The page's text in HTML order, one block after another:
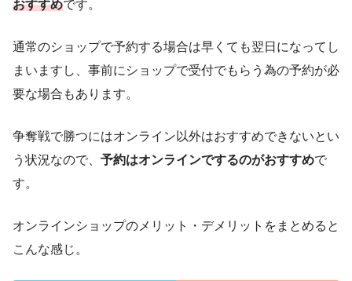
おすすめです。
通常のショップで予約する場合は早くても翌日になってし
まいますし、事前にショップで受付でもらう為の予約が必
要な場合もあります。
争奪戦で勝つにはオンライン以外はおすすめできないとい
う状況なので、 予約はオンラインでするのがおすすめで
す。
オンラインショップのメリット・デメリットをまとめると
こんな感じ。